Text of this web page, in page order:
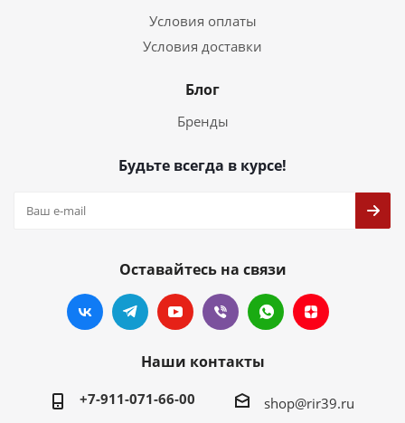
Условия оплаты
Условия доставки
Блог
Бренды
Будьте всегда в курсе!
Оставайтесь на связи
Наши контакты
+7-911-071-66-00 shop@rir39.ru